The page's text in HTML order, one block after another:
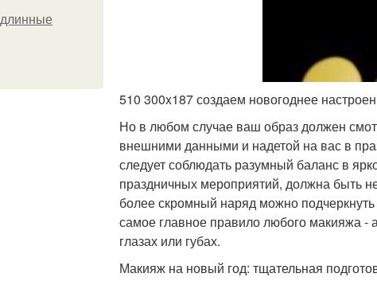
длинные
510 300x187 создаем новогоднее
Но в любом случае ваш образ должен
внешними данными и надетой на вас в
следует соблюдать разумный баланс в
праздничных мероприятий, должна быть
более скромный наряд можно
самое главное правило любого макияжа -
глазах или губах.
Макияж на новый год: тщательная